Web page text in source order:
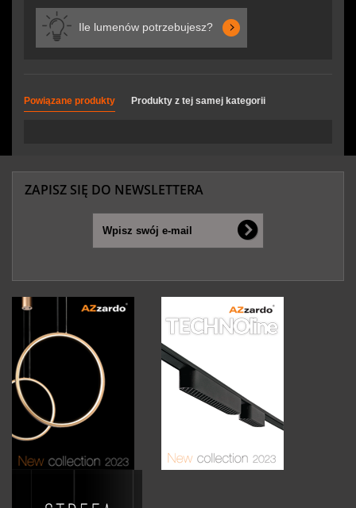
Ile lumenów potrzebujesz?
Powiązane produkty Produkty z tej samej kategorii
ZAPISZ SIĘ DO NEWSLETTERA